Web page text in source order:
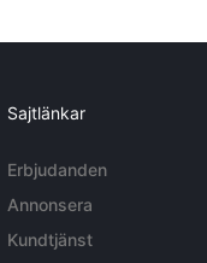
Sajtlänkar
Erbjudanden
Annonsera
Kundtjänst